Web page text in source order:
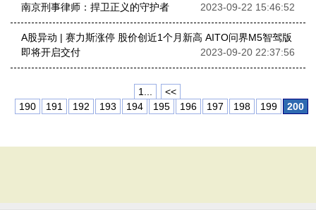
南京刑事律师：捍卫正义的守护者
2023-09-22 15:46:52
A股异动 | 赛力斯涨停 股价创近1个月新高 AITO问界M5智驾版
即将开启交付
2023-09-20 22:37:56
1...
<<
190
191 192 193 194 195 196 197 198 199 200